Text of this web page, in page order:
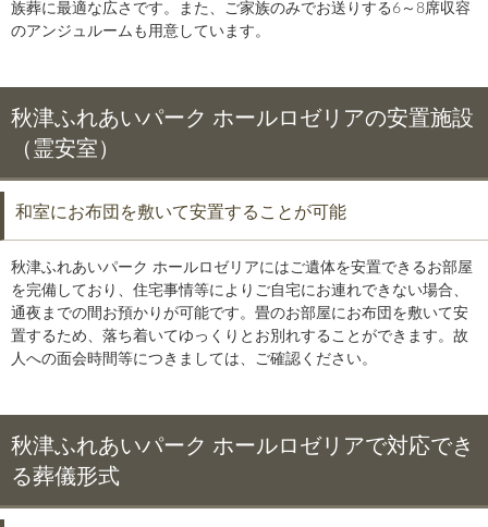
族葬に最適な広さです。また、ご家族のみでお送りする6～8席収容
のアンジュルームも用意しています。
秋津ふれあいパーク ホールロゼリアの安置施設
（霊安室）
和室にお布団を敷いて安置することが可能
秋津ふれあいパーク ホールロゼリアにはご遺体を安置できるお部屋
を完備しており、住宅事情等によりご自宅にお連れできない場合、
通夜までの間お預かりが可能です。畳のお部屋にお布団を敷いて安
置するため、落ち着いてゆっくりとお別れすることができます。故
人への面会時間等につきましては、ご確認ください。
秋津ふれあいパーク ホールロゼリアで対応でき
る葬儀形式